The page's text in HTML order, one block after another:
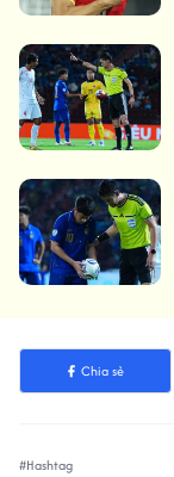
Chia sẻ
#Hashtag